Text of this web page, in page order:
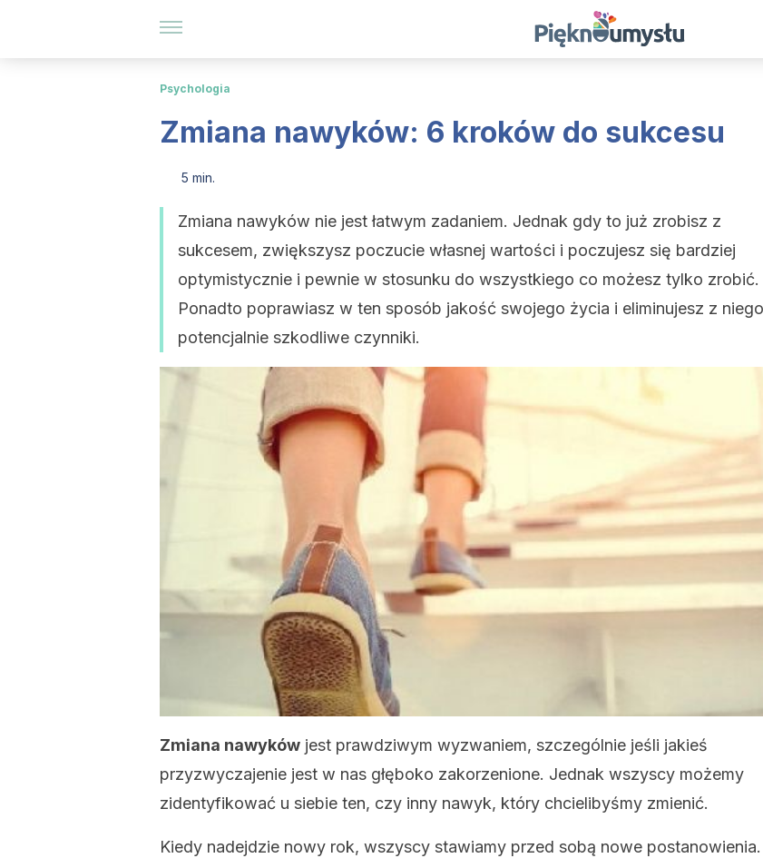
Psychologia
Zmiana nawyków: 6 kroków do sukcesu
5 min.
Zmiana nawyków nie jest łatwym zadaniem. Jednak gdy to już zrobisz z
sukcesem, zwiększysz poczucie własnej wartości i poczujesz się bardziej
optymistycznie i pewnie w stosunku do wszystkiego co możesz tylko zrobić.
Ponadto poprawiasz w ten sposób jakość swojego życia i eliminujesz z niego
potencjalnie szkodliwe czynniki.
Zmiana nawyków jest prawdziwym wyzwaniem, szczególnie jeśli jakieś
przyzwyczajenie jest w nas głęboko zakorzenione. Jednak wszyscy możemy
zidentyfikować u siebie ten, czy inny nawyk, który chcielibyśmy zmienić.
Kiedy nadejdzie nowy rok, wszyscy stawiamy przed sobą nowe postanowienia.